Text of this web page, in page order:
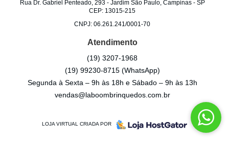
Rua Dr. Gabriel Penteado, 293- Jardim São Paulo, Campinas- SP
CEP: 13015-215
CNPJ: 06.261.241/0001-70
Atendimento
(19) 3207-1968
(19) 99230-8715 (WhatsApp)
Segunda à Sexta – 9h às 18h e Sábado – 9h às 13h
vendas@laboombrinquedos.com.br
LOJA VIRTUAL CRIADA POR